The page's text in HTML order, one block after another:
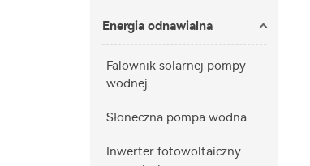
Energia odnawialna
Falownik solarnej pompy
wodnej
Słoneczna pompa wodna
Inwerter fotowoltaiczny